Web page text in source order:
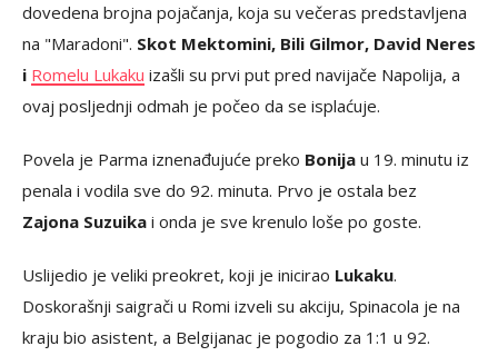
dovedena brojna pojačanja, koja su večeras predstavljena
na "Maradoni". Skot Mektomini, Bili Gilmor, David Neres
i Romelu Lukaku izašli su prvi put pred navijače Napolija, a
ovaj posljednji odmah je počeo da se isplaćuje.
Povela je Parma iznenađujuće preko Bonija u 19. minutu iz
penala i vodila sve do 92. minuta. Prvo je ostala bez
Zajona Suzuika i onda je sve krenulo loše po goste.
Uslijedio je veliki preokret, koji je inicirao Lukaku.
Doskorašnji saigrači u Romi izveli su akciju, Spinacola je na
kraju bio asistent, a Belgijanac je pogodio za 1:1 u 92.